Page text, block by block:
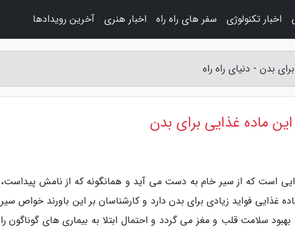
است که از سیر خام به دست می آید و همانگونه که از نامش پیداست،
فواید زیادی برای بدن دارد و کارشناسان بر این باورند خواص سیر
سلامت قلب و مغز می گردد و احتمال ابتلا به بیماری های گوناگون را
اخبار تکنولوژی سفر های راه راه اخبار هنری آخرین رویدادها